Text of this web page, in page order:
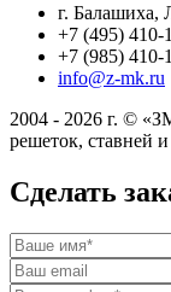
г. Балашиха,
+7 (495) 410-
+7 (985) 410-
info@z-mk.ru
2004 - 2026 г. ©
решеток, ставней
Сделать